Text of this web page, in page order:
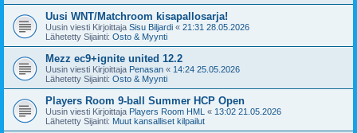
Uusi WNT/Matchroom kisapallosarja!
Uusin viesti Kirjoittaja Sisu Biljardi « 21:31 28.05.2026
Lähetetty Sijainti: Osto & Myynti
Mezz ec9+ignite united 12.2
Uusin viesti Kirjoittaja Penasan « 14:24 25.05.2026
Lähetetty Sijainti: Osto & Myynti
Players Room 9-ball Summer HCP Open
Uusin viesti Kirjoittaja Players Room HML « 13:02 21.05.2026
Lähetetty Sijainti: Muut kansalliset kilpailut